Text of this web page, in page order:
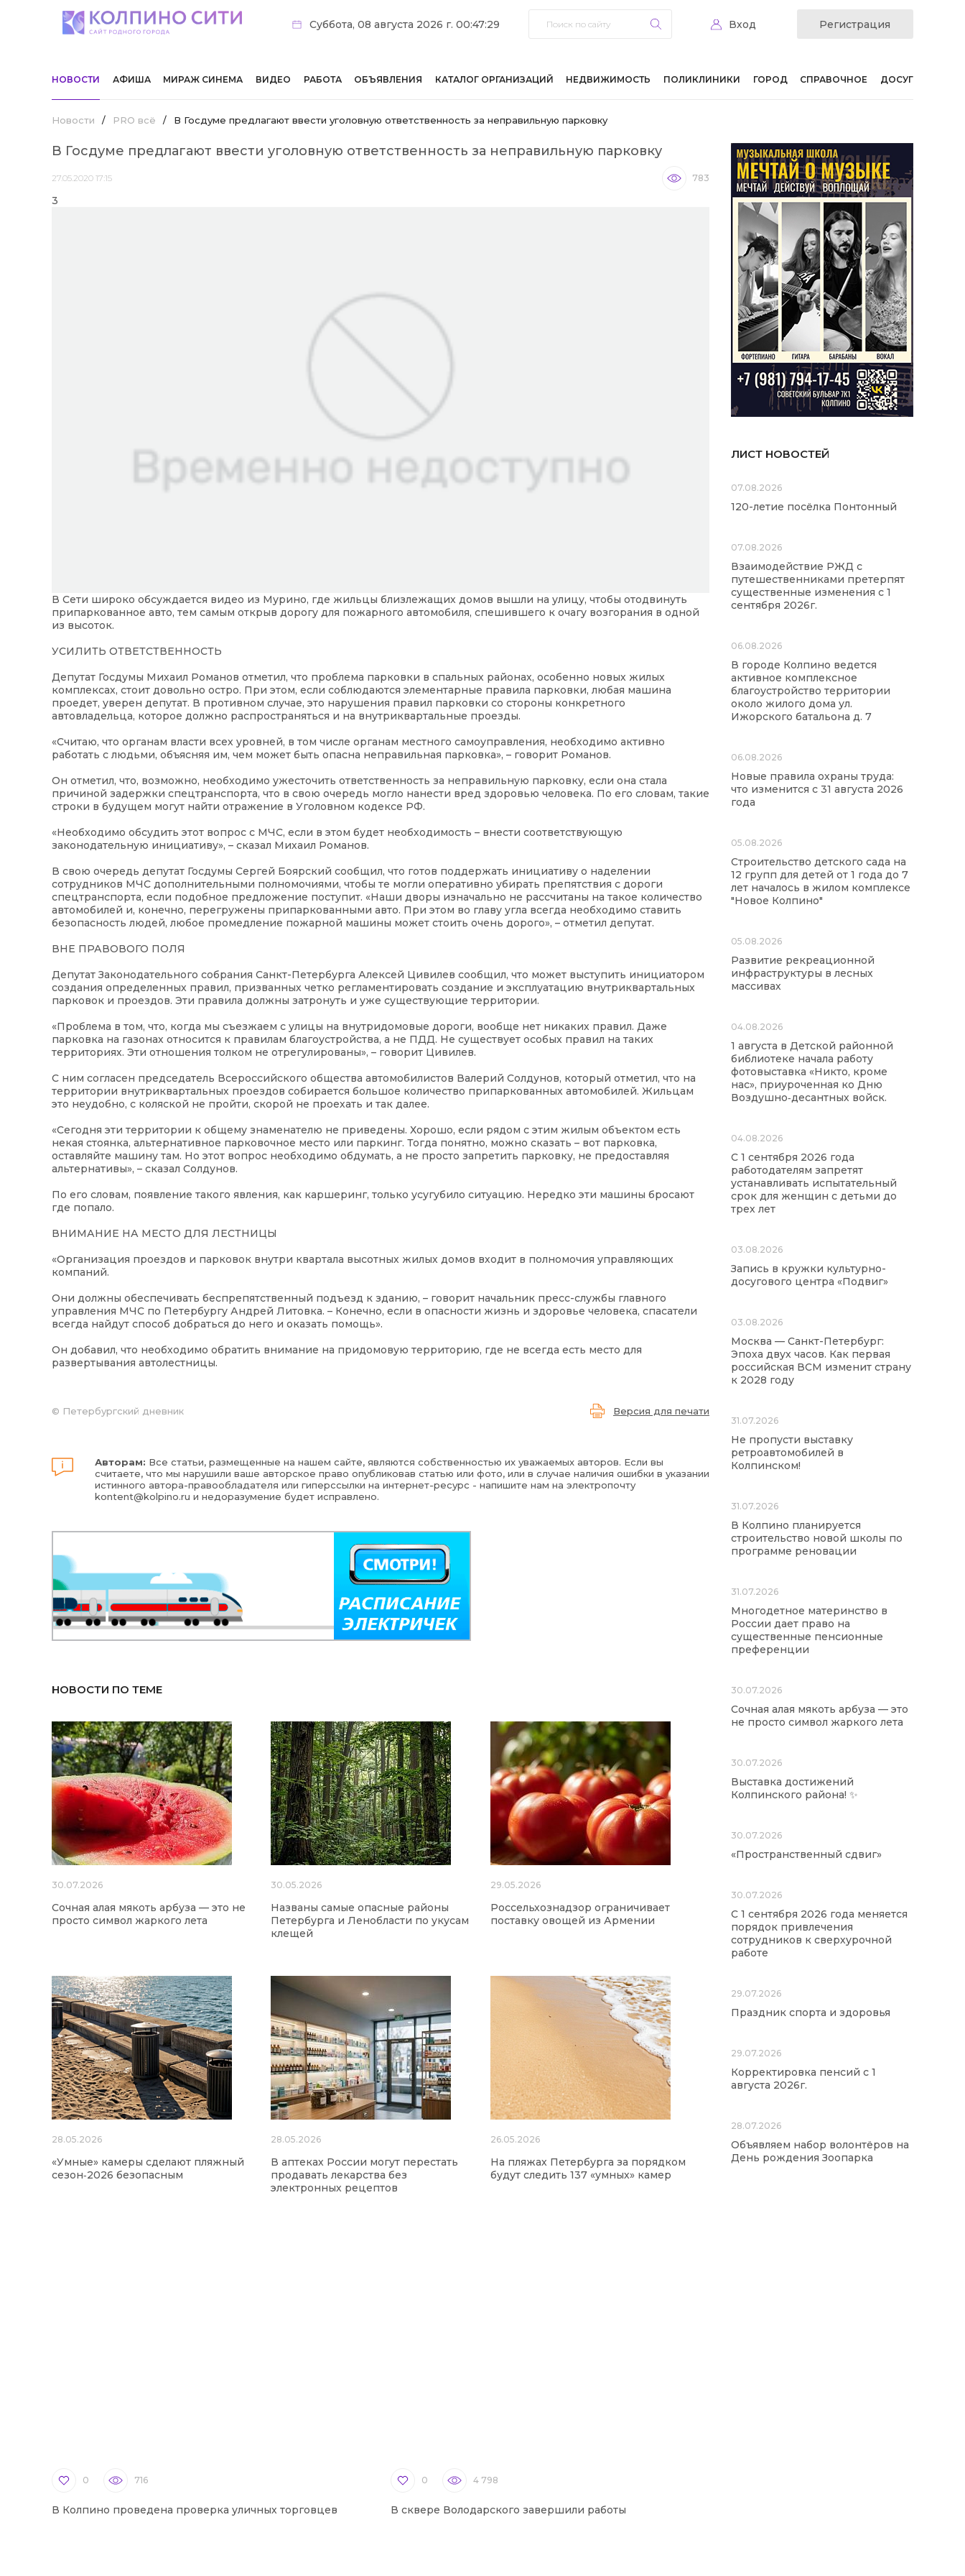
Суббота, 08 августа 2026 г. 00:47:29 Вход Регистрация
НОВОСТИ АФИША МИРАЖ СИНЕМА ВИДЕО РАБОТА ОБЪЯВЛЕНИЯ КАТАЛОГ ОРГАНИЗАЦИЙ НЕДВИЖИМОСТЬ ПОЛИКЛИНИКИ ГОРОД СПРАВОЧНОЕ ДОСУГ
Новости / PRO всё / В Госдуме предлагают ввести уголовную ответственность за неправильную парковку
В Госдуме предлагают ввести уголовную ответственность за неправильную парковку
27.05.2020 17:15 783
3
В Сети широко обсуждается видео из Мурино, где жильцы близлежащих домов вышли на улицу, чтобы отодвинуть
припаркованное авто, тем самым открыв дорогу для пожарного автомобиля, спешившего к очагу возгорания в одной
из высоток.
УСИЛИТЬ ОТВЕТСТВЕННОСТЬ
Депутат Госдумы Михаил Романов отметил, что проблема парковки в спальных районах, особенно новых жилых
комплексах, стоит довольно остро. При этом, если соблюдаются элементарные правила парковки, любая машина
проедет, уверен депутат. В противном случае, это нарушения правил парковки со стороны конкретного
автовладельца, которое должно распространяться и на внутриквартальные проезды.
«Считаю, что органам власти всех уровней, в том числе органам местного самоуправления, необходимо активно
работать с людьми, объясняя им, чем может быть опасна неправильная парковка», – говорит Романов.
Он отметил, что, возможно, необходимо ужесточить ответственность за неправильную парковку, если она стала
причиной задержки спецтранспорта, что в свою очередь могло нанести вред здоровью человека. По его словам, такие
строки в будущем могут найти отражение в Уголовном кодексе РФ.
«Необходимо обсудить этот вопрос с МЧС, если в этом будет необходимость – внести соответствующую
законодательную инициативу», – сказал Михаил Романов.
В свою очередь депутат Госдумы Сергей Боярский сообщил, что готов поддержать инициативу о наделении
сотрудников МЧС дополнительными полномочиями, чтобы те могли оперативно убирать препятствия с дороги
спецтранспорта, если подобное предложение поступит. «Наши дворы изначально не рассчитаны на такое количество
автомобилей и, конечно, перегружены припаркованными авто. При этом во главу угла всегда необходимо ставить
безопасность людей, любое промедление пожарной машины может стоить очень дорого», – отметил депутат.
ВНЕ ПРАВОВОГО ПОЛЯ
Депутат Законодательного собрания Санкт-Петербурга Алексей Цивилев сообщил, что может выступить инициатором
создания определенных правил, призванных четко регламентировать создание и эксплуатацию внутриквартальных
парковок и проездов. Эти правила должны затронуть и уже существующие территории.
«Проблема в том, что, когда мы съезжаем с улицы на внутридомовые дороги, вообще нет никаких правил. Даже
парковка на газонах относится к правилам благоустройства, а не ПДД. Не существует особых правил на таких
территориях. Эти отношения толком не отрегулированы», – говорит Цивилев.
С ним согласен председатель Всероссийского общества автомобилистов Валерий Солдунов, который отметил, что на
территории внутриквартальных проездов собирается большое количество припаркованных автомобилей. Жильцам
это неудобно, с коляской не пройти, скорой не проехать и так далее.
«Сегодня эти территории к общему знаменателю не приведены. Хорошо, если рядом с этим жилым объектом есть
некая стоянка, альтернативное парковочное место или паркинг. Тогда понятно, можно сказать – вот парковка,
оставляйте машину там. Но этот вопрос необходимо обдумать, а не просто запретить парковку, не предоставляя
альтернативы», – сказал Солдунов.
По его словам, появление такого явления, как каршеринг, только усугубило ситуацию. Нередко эти машины бросают
где попало.
ВНИМАНИЕ НА МЕСТО ДЛЯ ЛЕСТНИЦЫ
«Организация проездов и парковок внутри квартала высотных жилых домов входит в полномочия управляющих
компаний.
Они должны обеспечивать беспрепятственный подъезд к зданию, – говорит начальник пресс-службы главного
управления МЧС по Петербургу Андрей Литовка. – Конечно, если в опасности жизнь и здоровье человека, спасатели
всегда найдут способ добраться до него и оказать помощь».
Он добавил, что необходимо обратить внимание на придомовую территорию, где не всегда есть место для
развертывания автолестницы.
© Петербургский дневник Версия для печати
Авторам: Все статьи, размещенные на нашем сайте, являются собственностью их уважаемых авторов. Если вы
считаете, что мы нарушили ваше авторское право опубликовав статью или фото, или в случае наличия ошибки в указании
истинного автора-правообладателя или гиперссылки на интернет-ресурс - напишите нам на электропочту
kontent@kolpino.ru и недоразумение будет исправлено.
НОВОСТИ ПО ТЕМЕ
30.07.2026
Сочная алая мякоть арбуза — это не
просто символ жаркого лета
30.05.2026
Названы самые опасные районы
Петербурга и Ленобласти по укусам
клещей
29.05.2026
Россельхознадзор ограничивает
поставку овощей из Армении
28.05.2026
«Умные» камеры сделают пляжный
сезон‑2026 безопасным
28.05.2026
В аптеках России могут перестать
продавать лекарства без
электронных рецептов
26.05.2026
На пляжах Петербурга за порядком
будут следить 137 «умных» камер
0 716
В Колпино проведена проверка уличных торговцев
0 4 798
В сквере Володарского завершили работы
ЛИСТ НОВОСТЕЙ
07.08.2026
120-летие посёлка Понтонный
07.08.2026
Взаимодействие РЖД с
путешественниками претерпят
существенные изменения с 1
сентября 2026г.
06.08.2026
В городе Колпино ведется
активное комплексное
благоустройство территории
около жилого дома ул.
Ижорского батальона д. 7
06.08.2026
Новые правила охраны труда:
что изменится с 31 августа 2026
года
05.08.2026
Строительство детского сада на
12 групп для детей от 1 года до 7
лет началось в жилом комплексе
"Новое Колпино"
05.08.2026
Развитие рекреационной
инфраструктуры в лесных
массивах
04.08.2026
1 августа в Детской районной
библиотеке начала работу
фотовыставка «Никто, кроме
нас», приуроченная ко Дню
Воздушно‑десантных войск.
04.08.2026
С 1 сентября 2026 года
работодателям запретят
устанавливать испытательный
срок для женщин с детьми до
трех лет
03.08.2026
Запись в кружки культурно-
досугового центра «Подвиг»
03.08.2026
Москва — Санкт-Петербург:
Эпоха двух часов. Как первая
российская ВСМ изменит страну
к 2028 году
31.07.2026
Не пропусти выставку
ретроавтомобилей в
Колпинском!
31.07.2026
В Колпино планируется
строительство новой школы по
программе реновации
31.07.2026
Многодетное материнство в
России дает право на
существенные пенсионные
преференции
30.07.2026
Сочная алая мякоть арбуза — это
не просто символ жаркого лета
30.07.2026
Выставка достижений
Колпинского района! ✨
30.07.2026
«Пространственный сдвиг»
30.07.2026
С 1 сентября 2026 года меняется
порядок привлечения
сотрудников к сверхурочной
работе
29.07.2026
Праздник спорта и здоровья
29.07.2026
Корректировка пенсий с 1
августа 2026г.
28.07.2026
Объявляем набор волонтёров на
День рождения Зоопарка